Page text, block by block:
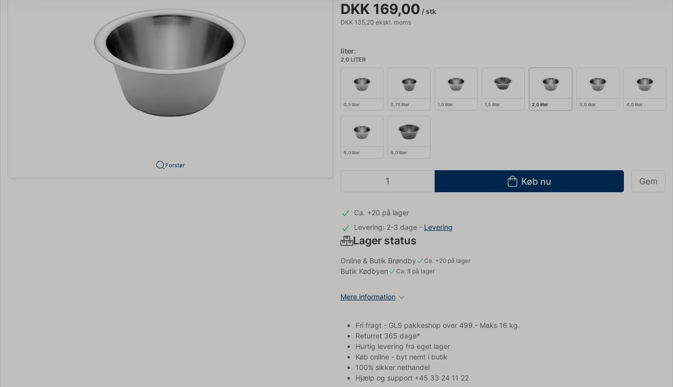
Forstør
DKK 169,00 / stk
DKK 135,20 ekskl. moms
liter:
2,0 LITER
0,5 liter 0,75 liter 1,0 liter 1,5 liter 2,0 liter 3,0 liter 4,0 liter
5,0 liter 6,0 liter
Køb nu Gem
Ca. +20 på lager
Levering: 2-3 dage - Levering
Lager status
Online & Butik Brøndby Ca. +20 på lager
Butik Kødbyen Ca. 8 på lager
Mere information
Fri fragt - GLS pakkeshop over 499.- Maks 16 kg.
Returret 365 dage*
Hurtig levering fra eget lager
Køb online - byt nemt i butik
100% sikker nethandel
Hjælp og support +45 33 24 11 22